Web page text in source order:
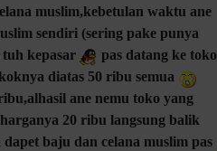
muslim,kebetulan waktu ane
sendiri (sering pake punya
kepasar
pas datang ke toko
diatas 50 ribu semua
ane nemu toko yang
20 ribu langsung balik
baju dan celana muslim pas